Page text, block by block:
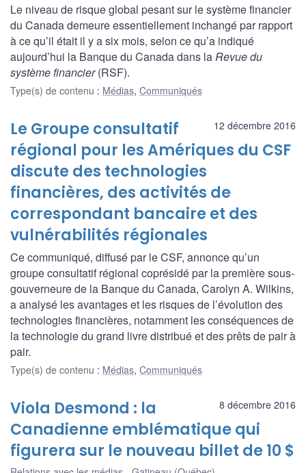
Le niveau de risque global pesant sur le système financier
du Canada demeure essentiellement inchangé par rapport
à ce qu’il était il y a six mois, selon ce qu’a indiqué
aujourd’hui la Banque du Canada dans laRevue du
système financier(RSF).
Type(s) de contenu : Médias, Communiqués
12 décembre 2016
Le Groupe consultatif
régional pour les Amériques du CSF
discute des technologies
financières, des activités de
correspondant bancaire et des
vulnérabilités régionales
Ce communiqué, diffusé par le CSF, annonce qu’un
groupe consultatif régional coprésidé par la première sous-
gouverneure de la Banque du Canada, Carolyn A. Wilkins,
a analysé les avantages et les risques de l’évolution des
technologies financières, notamment les conséquences de
la technologie du grand livre distribué et des prêts de pair à
pair.
Type(s) de contenu : Médias, Communiqués
8 décembre 2016
Viola Desmond : la
Canadienne emblématique qui
figurera sur le nouveau billet de 10 $